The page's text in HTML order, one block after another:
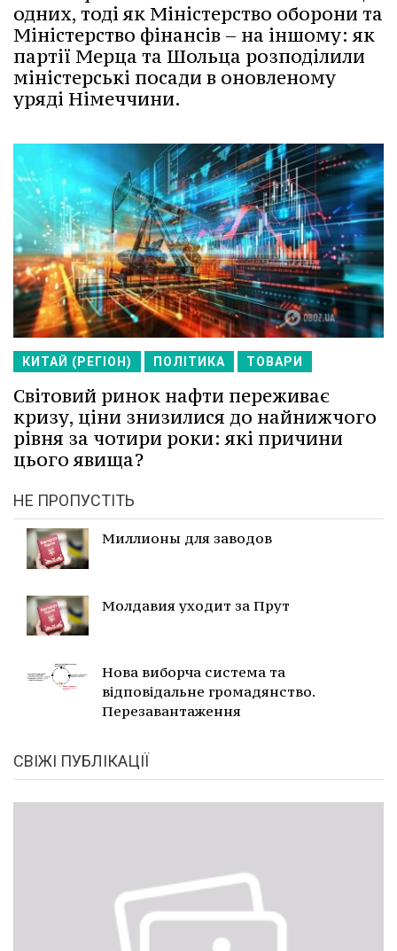
одних, тоді як Міністерство оборони та
Міністерство фінансів – на іншому: як
партії Мерца та Шольца розподілили
міністерські посади в оновленому
уряді Німеччини.
КИТАЙ (РЕГІОН) ПОЛІТИКА ТОВАРИ
Світовий ринок нафти переживає
кризу, ціни знизилися до найнижчого
рівня за чотири роки: які причини
цього явища?
НЕ ПРОПУСТІТЬ
Миллионы для заводов
Молдавия уходит за Прут
Нова виборча система та
відповідальне громадянство.
Перезавантаження
СВІЖІ ПУБЛІКАЦІЇ